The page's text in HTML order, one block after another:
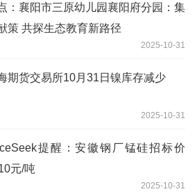
：襄阳市三原幼儿园襄阳府分园：集
策 共探生态教育新路径
2025-10-31
期货交易所10月31日镍库存减少
2025-10-31
提醒：安徽钢厂锰硅招标价
元/吨
2025-10-31